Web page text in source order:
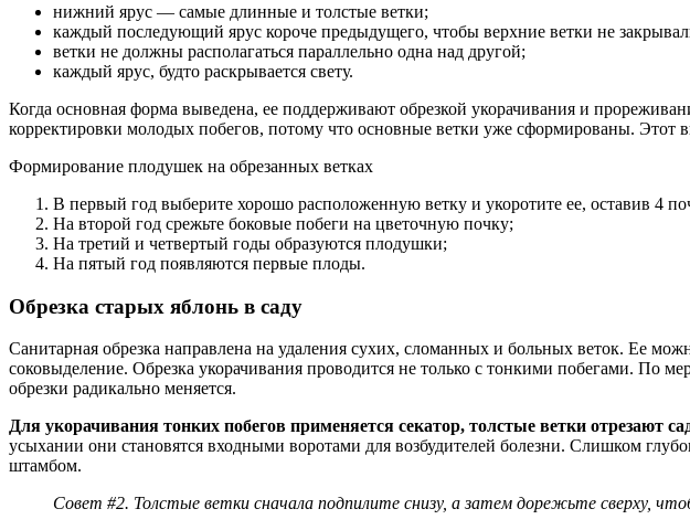
нижний ярус — самые длинные и толстые ветки;
каждый последующий ярус короче предыдущего, чтобы верхние ветки не
ветки не должны располагаться параллельно одна над другой;
каждый ярус, будто раскрывается свету.
Когда основная форма выведена, ее поддерживают обрезкой укорачивания и
корректировки молодых побегов, потому что основные ветки уже сформированы. Этот
Формирование плодушек на обрезанных ветках
В первый год выберите хорошо расположенную ветку и укоротите ее, оставив 4
На второй год срежьте боковые побеги на цветочную почку;
На третий и четвертый годы образуются плодушки;
На пятый год появляются первые плоды.
Обрезка старых яблонь в саду
Санитарная обрезка направлена на удаления сухих, сломанных и больных веток. Ее
соковыделение. Обрезка укорачивания проводится не только с тонкими побегами. По
обрезки радикально меняется.
Для укорачивания тонких побегов применяется секатор, толстые ветки отрезают
усыхании они становятся входными воротами для возбудителей болезни. Слишком
штамбом.
Совет #2. Толстые ветки сначала подпилите снизу, а затем дорежьте сверху,